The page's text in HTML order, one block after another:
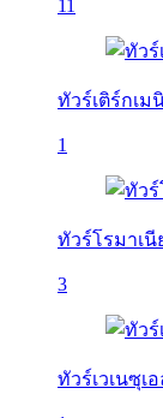
11
ทัวร์เติร์กเม
1
ทัวร์โรมาเนี
3
ทัวร์เวเนซุเ